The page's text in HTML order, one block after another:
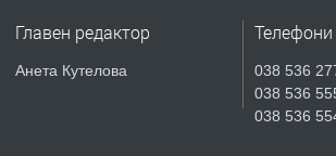
СГЛОБЯВАНЕ НА
Главен редактор
Анета Кутелова
Телефони
038 536
038 536
038 536